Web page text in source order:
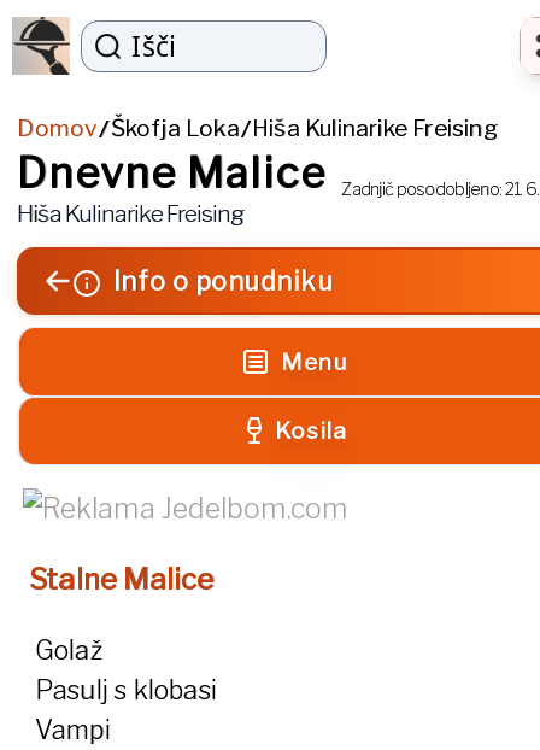
Išči
Domov/Škofja Loka/Hiša Kulinarike Freising
Dnevne Malice
Hiša Kulinarike Freising
Zadnjič posodobljeno:21.
Info o ponudniku
Menu
Kosila
Stalne Malice
Golaž
Pasulj s klobasi
Vampi